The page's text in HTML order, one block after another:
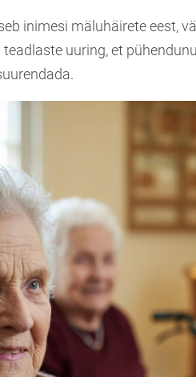
inimesi mäluhäirete eest,
uuring, et